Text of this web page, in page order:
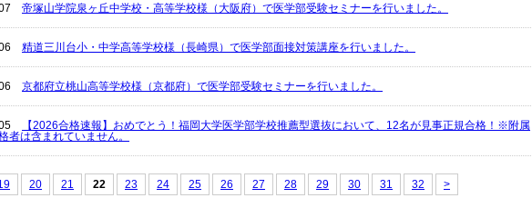
帝塚山学院泉ヶ丘中学校・高等学校様（大阪府）で医学部受験セミナーを行いました。
精道三川台小・中学高等学校様（長崎県）で医学部面接対策講座を行いました。
京都府立桃山高等学校様（京都府）で医学部受験セミナーを行いました。
【2026合格速報】おめでとう！福岡大学医学部学校推薦型選抜において、12名が見事正規合格！※附属
者は含まれていません。
20 21 22 23 24 25 26 27 28 29 30 31 32 >